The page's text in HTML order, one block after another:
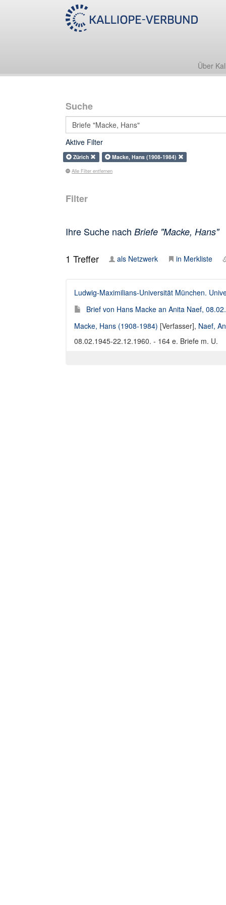
Über
Suche
Aktive Filter
Zürich Macke, Hans (1908-1984)
Alle Filter entfernen
Filter
Ihre Suche nach Briefe "Macke, Hans"
1 Treffer als Netzwerk in Merkliste
Ludwig-Maximilians-Universität München.
Brief von Hans Macke an Anita Naef,
Macke, Hans (1908-1984) [Verfasser], Naef,
08.02.1945-22.12.1960. - 164 e. Briefe m. U.